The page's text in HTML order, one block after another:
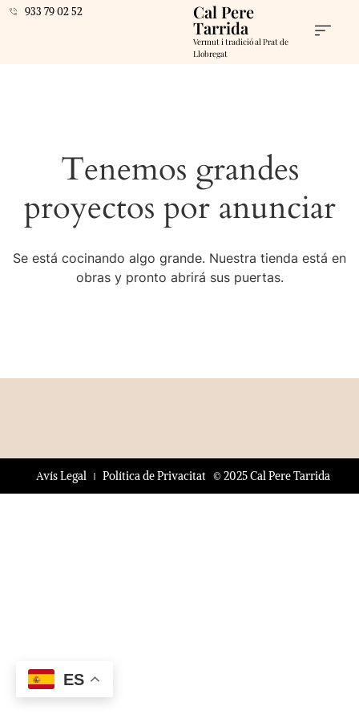
933 79 02 52 Cal Pere
Tarrida
Vermut i tradició al Prat de
Llobregat
Tenemos grandes
proyectos por anunciar
Se está cocinando algo grande. Nuestra tienda está en
obras y pronto abrirá sus puertas.
© 2025 Cal Pere Tarrida
Avís Legal Política de Privacitat
ES